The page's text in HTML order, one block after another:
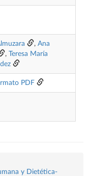
, Ana
,
Teresa María
PDF
y Dietética-